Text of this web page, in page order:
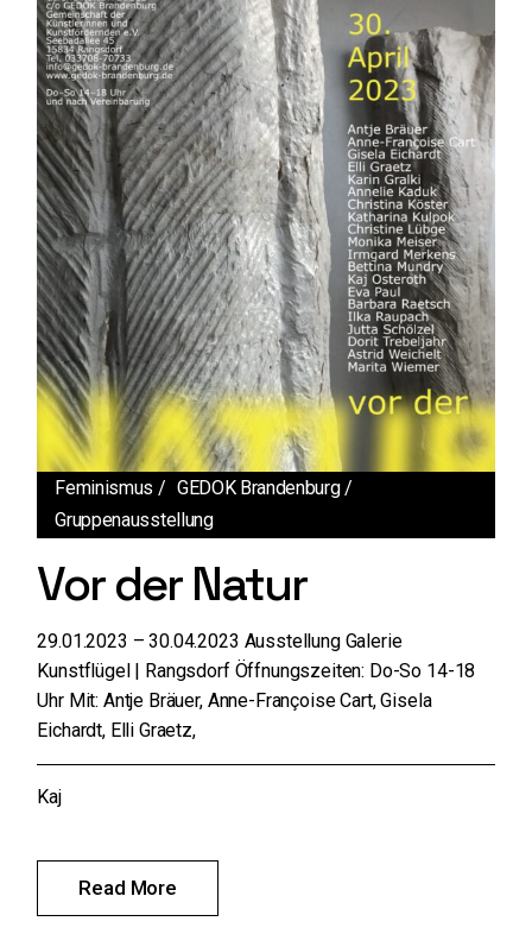
Feminismus
GEDOK Brandenburg
Gruppenausstellung
Vor der Natur
29.01.2023 – 30.04.2023 Ausstellung Galerie
Kunstflügel | Rangsdorf Öffnungszeiten: Do-So 14-18
Uhr Mit: Antje Bräuer, Anne-Françoise Cart, Gisela
Eichardt, Elli Graetz,
Read More
Kaj